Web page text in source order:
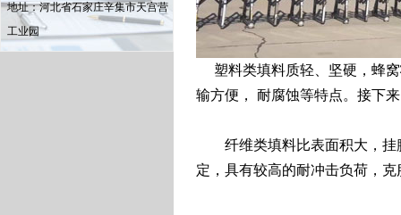
地址：河北省石家庄辛集市天宫营
工业园
塑料类填料质轻、坚硬，蜂窝
输方便， 耐腐蚀等特点。接下
纤维类填料比表面积大，挂
定，具有较高的耐冲击负荷，